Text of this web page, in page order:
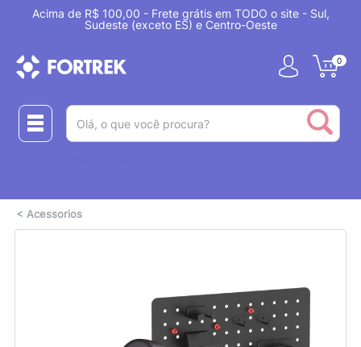
Acima de R$ 100,00 - Frete grátis em TODO o site - Sul,
Sudeste (exceto ES) e Centro-Oeste
0
< Acessorios